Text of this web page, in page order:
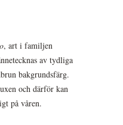
, art i familjen
av tydliga
bakgrundsfärg.
och därför kan
på våren.